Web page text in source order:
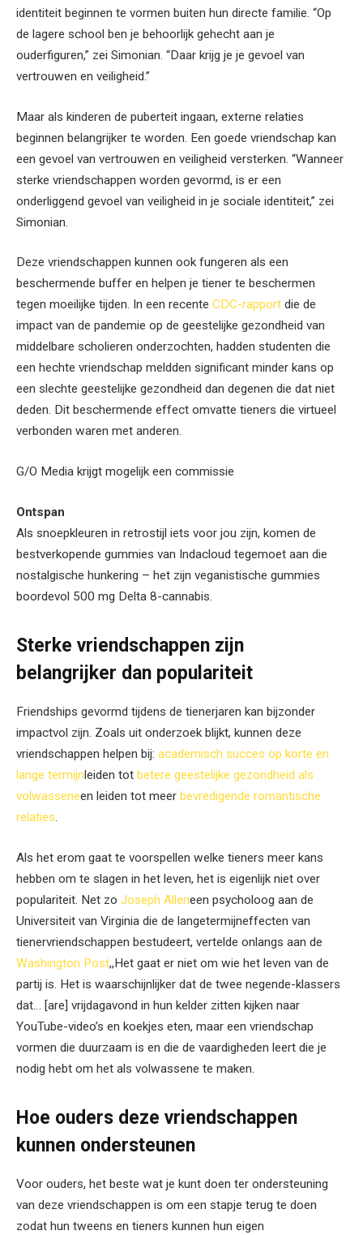
identiteit beginnen te vormen buiten hun directe familie. “Op
de lagere school ben je behoorlijk gehecht aan je
ouderfiguren,” zei Simonian. “Daar krijg je je gevoel van
vertrouwen en veiligheid.”
Maar als kinderen de puberteit ingaan, externe relaties
beginnen belangrijker te worden. Een goede vriendschap kan
een gevoel van vertrouwen en veiligheid versterken. “Wanneer
sterke vriendschappen worden gevormd, is er een
onderliggend gevoel van veiligheid in je sociale identiteit,” zei
Simonian.
Deze vriendschappen kunnen ook fungeren als een
beschermende buffer en helpen je tiener te beschermen
tegen moeilijke tijden. In een recente CDC-rapport die de
impact van de pandemie op de geestelijke gezondheid van
middelbare scholieren onderzochten, hadden studenten die
een hechte vriendschap meldden significant minder kans op
een slechte geestelijke gezondheid dan degenen die dat niet
deden. Dit beschermende effect omvatte tieners die virtueel
verbonden waren met anderen.
G/O Media krijgt mogelijk een commissie
Ontspan
Als snoepkleuren in retrostijl iets voor jou zijn, komen de
bestverkopende gummies van Indacloud tegemoet aan die
nostalgische hunkering – het zijn veganistische gummies
boordevol 500 mg Delta 8-cannabis.
Sterke vriendschappen zijn
belangrijker dan populariteit
Friendships gevormd tijdens de tienerjaren kan bijzonder
impactvol zijn. Zoals uit onderzoek blijkt, kunnen deze
vriendschappen helpen bij: academisch succes op korte en
lange termijnleiden tot betere geestelijke gezondheid als
volwasseneen leiden tot meer bevredigende romantische
relaties.
Als het erom gaat te voorspellen welke tieners meer kans
hebben om te slagen in het leven, het is eigenlijk niet over
populariteit . Net zo Joseph Alleneen psycholoog aan de
Universiteit van Virginia die de langetermijneffecten van
tienervriendschappen bestudeert, vertelde onlangs aan de
Washington Post,,Het gaat er niet om wie het leven van de
partij is. Het is waarschijnlijker dat de twee negende-klassers
dat… [are] vrijdagavond in hun kelder zitten kijken naar
YouTube-video’s en koekjes eten, maar een vriendschap
vormen die duurzaam is en die de vaardigheden leert die je
nodig hebt om het als volwassene te maken.
Hoe ouders deze vriendschappen
kunnen ondersteunen
Voor ouders, het beste wat je kunt doen ter ondersteuning
van deze vriendschappen is om een ​​stapje terug te doen
zodat hun tweens en tieners kunnen hun eigen